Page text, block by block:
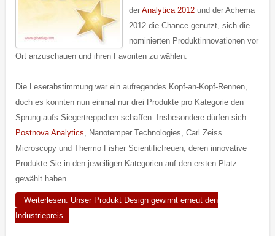
der Analytica 2012 und der Achema
2012 die Chance genutzt, sich die
nominierten Produktinnovationen vor
Ort anzuschauen und ihren Favoriten zu wählen.
Die Leserabstimmung war ein aufregendes Kopf-an-Kopf-Rennen,
doch es konnten nun einmal nur drei Produkte pro Kategorie den
Sprung aufs Siegertreppchen schaffen. Insbesondere dürfen sich
Postnova Analytics, Nanotemper Technologies, Carl Zeiss
Microscopy und Thermo Fisher Scientificfreuen, deren innovative
Produkte Sie in den jeweiligen Kategorien auf den ersten Platz
gewählt haben.
Weiterlesen: Unser Produkt Design gewinnt erneut den
Industriepreis